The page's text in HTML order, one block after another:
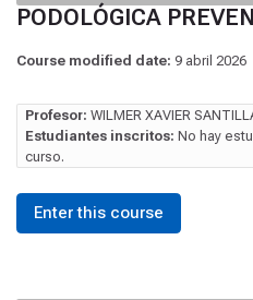
PODOLÓGICA
Course modified date: 9 abril 2026
Profesor: WILMER XAVIER
Estudiantes inscritos: No hay
curso.
Enter this course